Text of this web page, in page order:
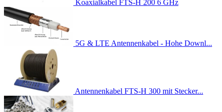
Koaxialkabel FTS-H 200 6 GHz
5G & LTE Antennenkabel - Hohe Downl...
Antennenkabel FTS-H 300 mit Stecker...